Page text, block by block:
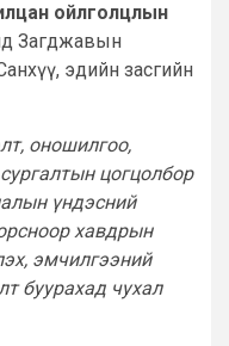
ойлголцлын
Загджавын
эдийн засгийн
оношилгоо,
цогцолбор
үндэсний
хавдрын
эмчилгээний
буурахад чухал